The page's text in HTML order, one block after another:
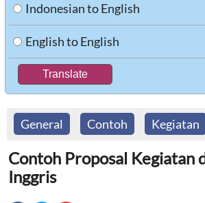
Indonesian to English
English to English
General Contoh Kegiatan
Contoh Proposal Kegiatan
Inggris